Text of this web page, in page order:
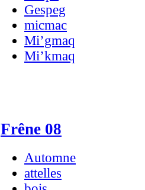
Gespeg
micmac
Mi’gmaq
Mi’kmaq
Frêne 08
Automne
attelles